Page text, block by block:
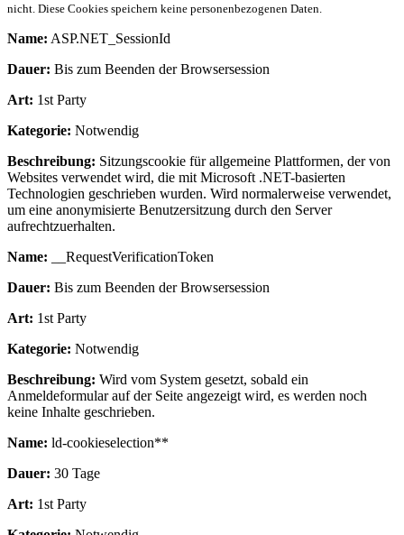
nicht. Diese Cookies speichern keine personenbezogenen Daten.
Name: ASP.NET_SessionId
Dauer: Bis zum Beenden der Browsersession
Art: 1st Party
Kategorie: Notwendig
Beschreibung: Sitzungscookie für allgemeine Plattformen, der von
Websites verwendet wird, die mit Microsoft .NET-basierten
Technologien geschrieben wurden. Wird normalerweise verwendet,
um eine anonymisierte Benutzersitzung durch den Server
aufrechtzuerhalten.
Name: __RequestVerificationToken
Dauer: Bis zum Beenden der Browsersession
Art: 1st Party
Kategorie: Notwendig
Beschreibung: Wird vom System gesetzt, sobald ein
Anmeldeformular auf der Seite angezeigt wird, es werden noch
keine Inhalte geschrieben.
Name: ld-cookieselection**
Dauer: 30 Tage
Art: 1st Party